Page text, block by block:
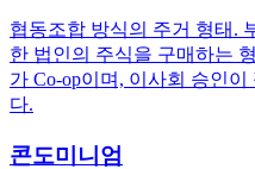
협동조합 방식의 주거 형태.
한 법인의 주식을 구매하는
가 Co-op이며, 이사회 승인
다.
콘도미니엄